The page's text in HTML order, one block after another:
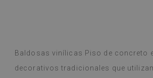
Baldosas vinílicas Piso de concreto
decorativos tradicionales que